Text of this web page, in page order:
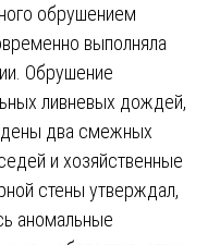
обрушением
выполняла
Обрушение
ливневых дождей,
два смежных
и хозяйственные
стены утверждал,
аномальные